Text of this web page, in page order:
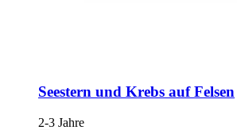
Seestern und Krebs auf Felsen
2-3 Jahre